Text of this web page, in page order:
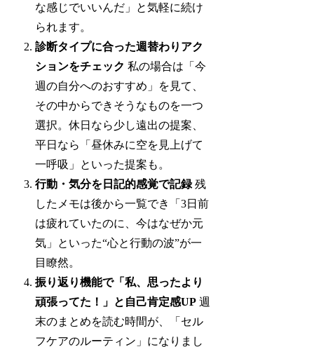
な感じでいいんだ」と気軽に続け
られます。
診断タイプに合った週替わりアク
ションをチェック 私の場合は「今
週の自分へのおすすめ」を見て、
その中からできそうなものを一つ
選択。休日なら少し遠出の提案、
平日なら「昼休みに空を見上げて
一呼吸」といった提案も。
行動・気分を日記的感覚で記録残
したメモは後から一覧でき「3日前
は疲れていたのに、今はなぜか元
気」といった“心と行動の波”が一
目瞭然。
振り返り機能で「私、思ったより
頑張ってた！」と自己肯定感UP 週
末のまとめを読む時間が、「セル
フケアのルーティン」になりまし